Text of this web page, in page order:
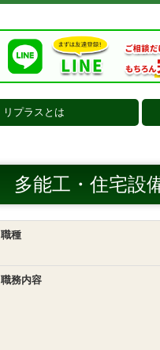
リプラスとは
多能工・住宅設
職種
職務内容